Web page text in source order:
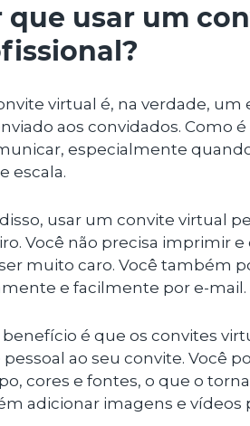
que usar um
virtual é, na verdade,
aos convidados. Como
especialmente
escala.
usar um convite virtual
Você não precisa imprimir
muito caro. Você também
e facilmente por e-mail.
é que os convites
ao seu convite. Você
cores e fontes, o que o
adicionar imagens e vídeos